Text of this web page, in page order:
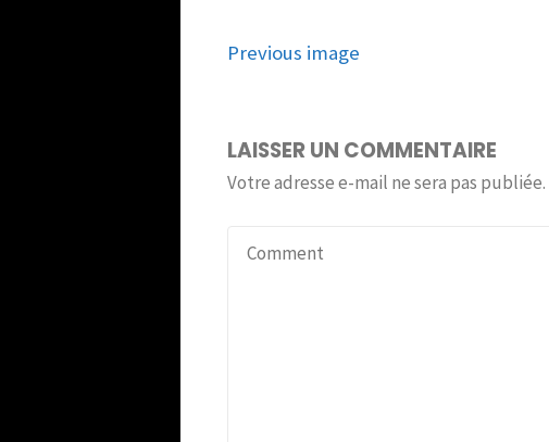
Previous image
LAISSER UN COMMENTAIRE
Votre adresse e-mail ne sera pas publiée.